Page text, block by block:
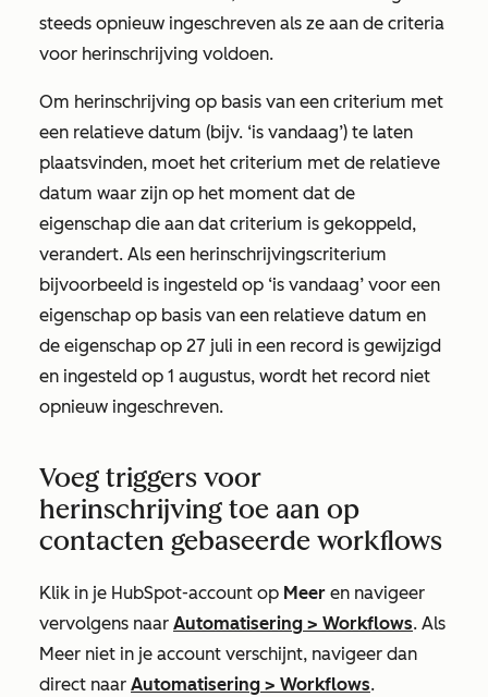
steeds opnieuw ingeschreven als ze aan de criteria
voor herinschrijving voldoen.
Om herinschrijving op basis van een criterium met
een relatieve datum (bijv. ‘is vandaag’) te laten
plaatsvinden, moet het criterium met de relatieve
datum waar zijn op het moment dat de
eigenschap die aan dat criterium is gekoppeld,
verandert. Als een herinschrijvingscriterium
bijvoorbeeld is ingesteld op ‘is vandaag’ voor een
eigenschap op basis van een relatieve datum en
de eigenschap op 27 juli in een record is gewijzigd
en ingesteld op 1 augustus, wordt het record niet
opnieuw ingeschreven.
Voeg triggers voor
herinschrijving toe aan op
contacten gebaseerde workflows
Klik in je HubSpot-account op Meer en navigeer
vervolgens naar Automatisering > Workflows. Als
Meer niet in je account verschijnt, navigeer dan
direct naar Automatisering > Workflows.